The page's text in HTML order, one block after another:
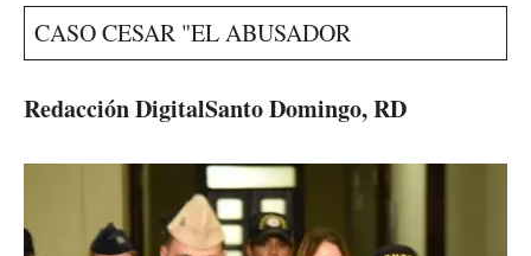
CASO CESAR "EL ABUSADOR
Redacción DigitalSanto Domingo, RD